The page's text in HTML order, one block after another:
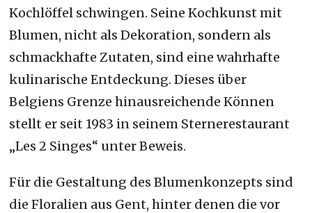
Kochlöffel schwingen. Seine Kochkunst mit
Blumen, nicht als Dekoration, sondern als
schmackhafte Zutaten, sind eine wahrhafte
kulinarische Entdeckung. Dieses über
Belgiens Grenze hinausreichende Können
stellt er seit 1983 in seinem Sternerestaurant
„Les 2 Singes“ unter Beweis.
Für die Gestaltung des Blumenkonzepts sind
die Floralien aus Gent, hinter denen die vor